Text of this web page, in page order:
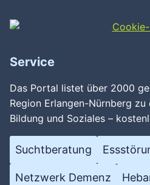
Service
Das Portal listet über 2000
Region Erlangen-Nürnberg zu
Bildung und Soziales –
Suchtberatung
Netzwerk Demenz